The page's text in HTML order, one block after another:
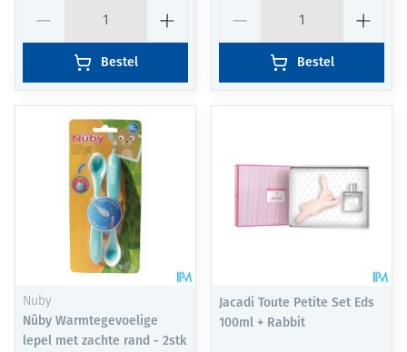
Bestel Bestel
Nuby
Nûby Warmtegevoelige
lepel met zachte rand - 2stk
Jacadi Toute Petite Set Eds
100ml + Rabbit